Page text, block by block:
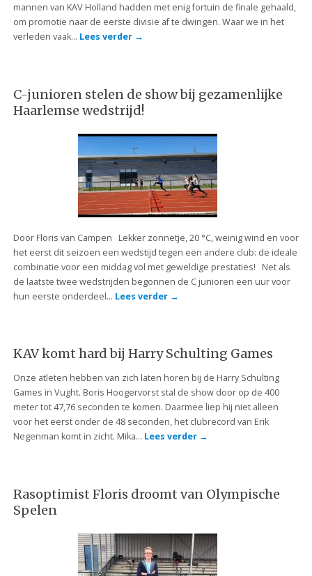
mannen van KAV Holland hadden met enig fortuin de finale gehaald,
om promotie naar de eerste divisie af te dwingen. Waar we in het
verleden vaak… Lees verder →
C-junioren stelen de show bij gezamenlijke
Haarlemse wedstrijd!
Door Floris van Campen Lekker zonnetje, 20 °C, weinig wind en voor
het eerst dit seizoen een wedstijd tegen een andere club: de ideale
combinatie voor een middag vol met geweldige prestaties! Net als
de laatste twee wedstrijden begonnen de C junioren een uur voor
hun eerste onderdeel… Lees verder →
KAV komt hard bij Harry Schulting Games
Onze atleten hebben van zich laten horen bij de Harry Schulting
Games in Vught. Boris Hoogervorst stal de show door op de 400
meter tot 47,76 seconden te komen. Daarmee liep hij niet alleen
voor het eerst onder de 48 seconden, het clubrecord van Erik
Negenman komt in zicht. Mika… Lees verder →
Rasoptimist Floris droomt van Olympische
Spelen